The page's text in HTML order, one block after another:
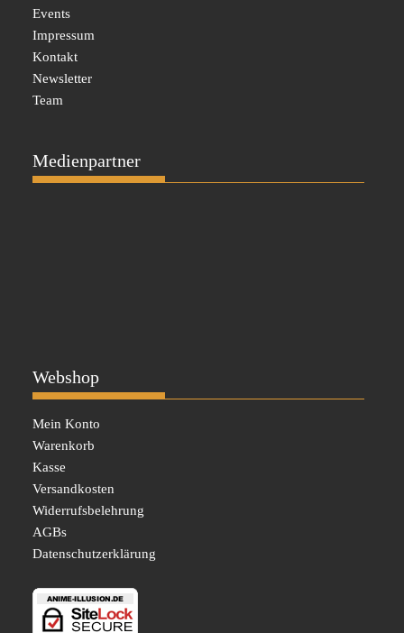
Events
Impressum
Kontakt
Newsletter
Team
Medienpartner
Webshop
Mein Konto
Warenkorb
Kasse
Versandkosten
Widerrufsbelehrung
AGBs
Datenschutzerklärung